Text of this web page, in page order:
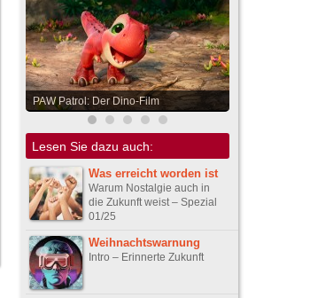
PAW Patrol: Der Dino-Film
Lesen Sie dazu auch:
Was erreicht worden ist
Warum Nostalgie auch in
die Zukunft weist – Spezial
01/25
Weihnachtswarnung
Intro – Erinnerte Zukunft